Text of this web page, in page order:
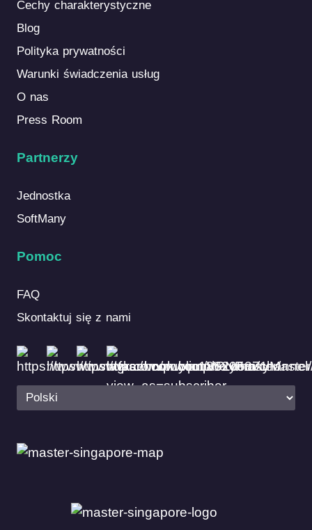
Cechy charakterystyczne
Blog
Polityka prywatności
Warunki świadczenia usług
O nas
Press Room
Partnerzy
Jednostka
SoftMany
Pomoc
FAQ
Skontaktuj się z nami